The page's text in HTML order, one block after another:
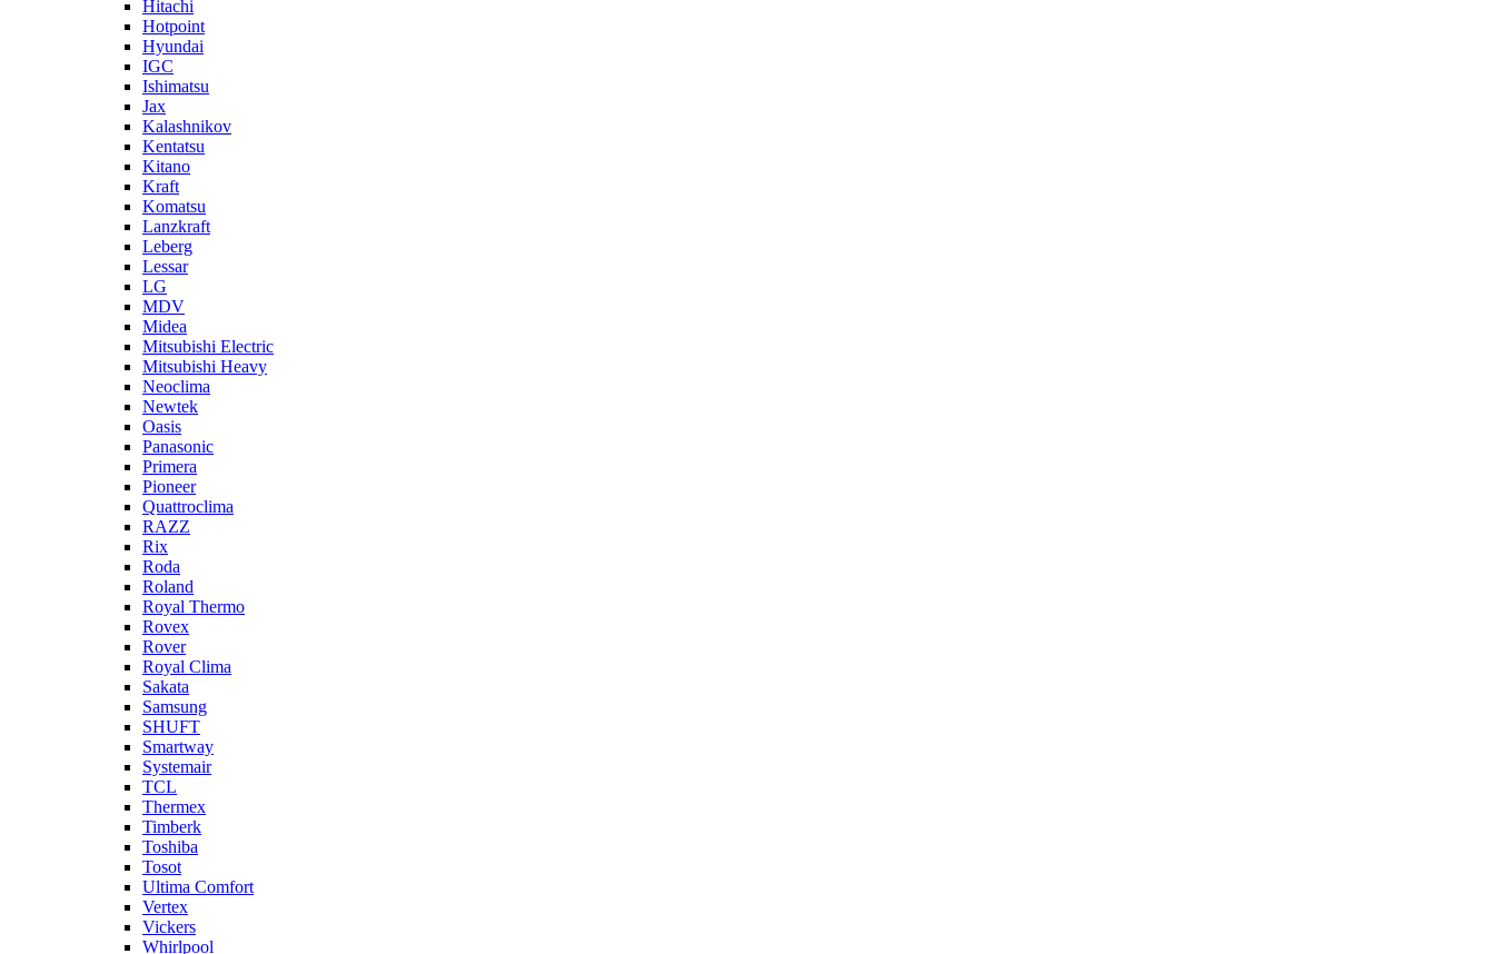
Hitachi
Hotpoint
Hyundai
IGC
Ishimatsu
Jax
Kalashnikov
Kentatsu
Kitano
Kraft
Komatsu
Lanzkraft
Leberg
Lessar
LG
MDV
Midea
Mitsubishi Electric
Mitsubishi Heavy
Neoclima
Newtek
Oasis
Panasonic
Primera
Pioneer
Quattroclima
RAZZ
Rix
Roda
Roland
Royal Thermo
Rovex
Rover
Royal Clima
Sakata
Samsung
SHUFT
Smartway
Systemair
TCL
Thermex
Timberk
Toshiba
Tosot
Ultima Comfort
Vertex
Vickers
Whirlpool